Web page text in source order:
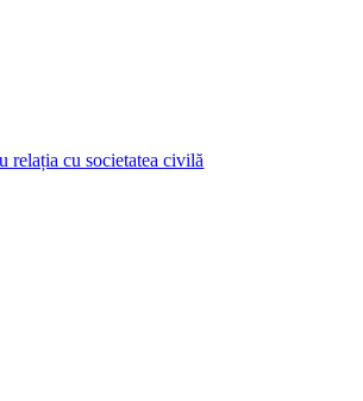
relația cu societatea civilă